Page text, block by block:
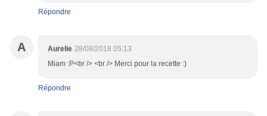
Répondre
A Aurelie 28/08/2018 05:13
Miam :P<br /> <br /> Merci pour la recette :)
Répondre